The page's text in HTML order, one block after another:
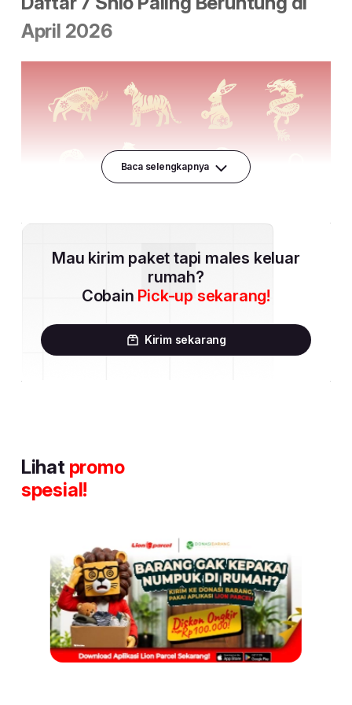
Baca selengkapnya
Mau kirim paket tapi males keluar
rumah?
Cobain Pick-up sekarang!
Kirim sekarang
Lihat promo
spesial!